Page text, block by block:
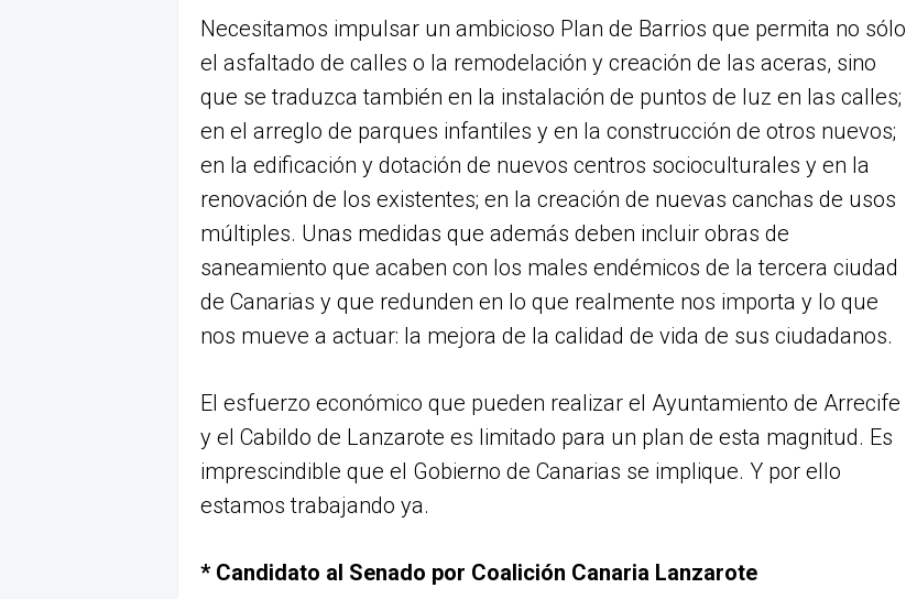
Necesitamos impulsar un ambicioso Plan de Barrios que permita no sólo
el asfaltado de calles o la remodelación y creación de las aceras, sino
que se traduzca también en la instalación de puntos de luz en las calles;
en el arreglo de parques infantiles y en la construcción de otros nuevos;
en la edificación y dotación de nuevos centros socioculturales y en la
renovación de los existentes; en la creación de nuevas canchas de usos
múltiples. Unas medidas que además deben incluir obras de
saneamiento que acaben con los males endémicos de la tercera ciudad
de Canarias y que redunden en lo que realmente nos importa y lo que
nos mueve a actuar: la mejora de la calidad de vida de sus ciudadanos.
El esfuerzo económico que pueden realizar el Ayuntamiento de Arrecife
y el Cabildo de Lanzarote es limitado para un plan de esta magnitud. Es
imprescindible que el Gobierno de Canarias se implique. Y por ello
estamos trabajando ya.
* Candidato al Senado por Coalición Canaria Lanzarote